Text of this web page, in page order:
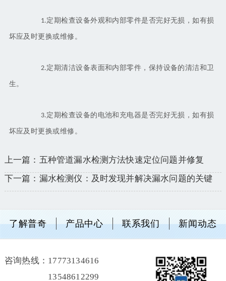
1.定期检查设备外观和内部零件是否完好无损，如有损
坏应及时更换或维修。
2.定期清洁设备表面和内部零件，保持设备的清洁和卫
生。
3.定期检查设备的电池和充电器是否完好无损，如有损
坏应及时更换或维修。
上一篇：五种管道漏水检测方法快速定位问题并修复
下一篇：漏水检测仪：及时发现并解决漏水问题的关键
了解普奇 产品中心 联系我们 新闻动态
咨询热线： 17773134616
13548612299